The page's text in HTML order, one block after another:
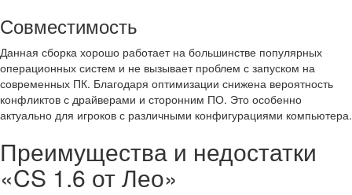
Совместимость
Данная сборка хорошо работает на большинстве популярных
операционных систем и не вызывает проблем с запуском на
современных ПК. Благодаря оптимизации снижена вероятность
конфликтов с драйверами и сторонним ПО. Это особенно
актуально для игроков с различными конфигурациями компьютера.
Преимущества и недостатки
«CS 1.6 от Лео»